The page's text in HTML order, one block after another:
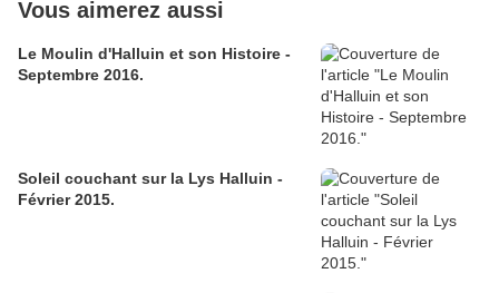
Vous aimerez aussi
Le Moulin d'Halluin et son Histoire -
Septembre 2016.
Soleil couchant sur la Lys Halluin -
Février 2015.